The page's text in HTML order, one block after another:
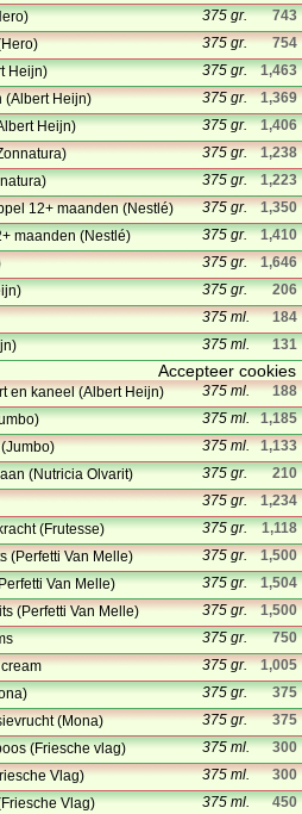
375 gr. 743
375 gr. 754
Heijn)
375 gr. 1,463
(Albert Heijn)
375 gr. 1,369
Heijn)
375 gr. 1,406
375 gr. 1,238
375 gr. 1,223
12+ maanden (Nestlé)
375 gr. 1,350
maanden (Nestlé)
375 gr. 1,410
375 gr. 1,646
375 gr. 206
375 ml. 184
375 ml. 131
Accepteer cookies
en kaneel (Albert Heijn) 375 ml. 188
375 ml. 1,185
375 ml. 1,133
(Nutricia Olvarit)
375 gr. 210
375 gr. 1,234
(Frutesse)
375 gr. 1,118
(Perfetti Van Melle)
375 gr. 1,500
Van Melle)
375 gr. 1,504
(Perfetti Van Melle)
375 gr. 1,500
375 gr. 750
375 gr. 1,005
375 gr. 375
(Mona)
375 gr. 375
(Friesche vlag)
375 ml. 300
Vlag)
375 ml. 300
Vlag)
375 ml. 450